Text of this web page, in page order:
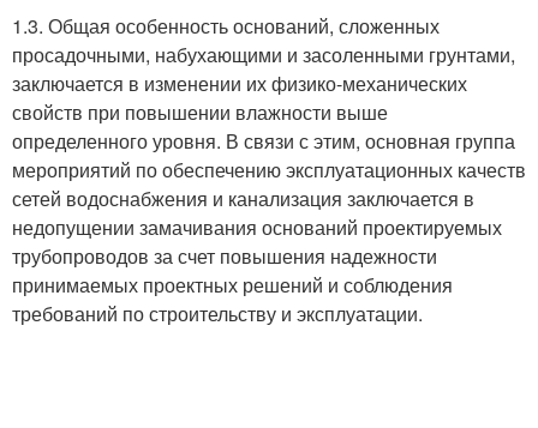
1.3. Общая особенность оснований, сложенных
просадочными, набухающими и засоленными грунтами,
заключается в изменении их физико-механических
свойств при повышении влажности выше
определенного уровня. В связи с этим, основная группа
мероприятий по обеспечению эксплуатационных качеств
сетей водоснабжения и канализация заключается в
недопущении замачивания оснований проектируемых
трубопроводов за счет повышения надежности
принимаемых проектных решений и соблюдения
требований по строительству и эксплуатации.